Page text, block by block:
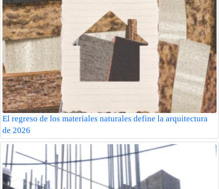
El regreso de los materiales naturales define la arquitectura
de 2026